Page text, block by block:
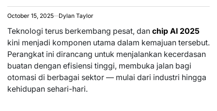
October 15, 2025 Dylan Taylor
Teknologi terus berkembang pesat, dan chip AI 2025
kini menjadi komponen utama dalam kemajuan tersebut.
Perangkat ini dirancang untuk menjalankan kecerdasan
buatan dengan efisiensi tinggi, membuka jalan bagi
otomasi di berbagai sektor — mulai dari industri hingga
kehidupan sehari-hari.